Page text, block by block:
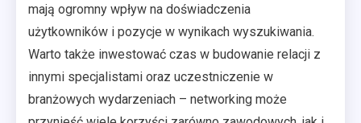
mają ogromny wpływ na doświadczenia
użytkowników i pozycje w wynikach wyszukiwania.
Warto także inwestować czas w budowanie relacji z
innymi specjalistami oraz uczestniczenie w
branżowych wydarzeniach – networking może